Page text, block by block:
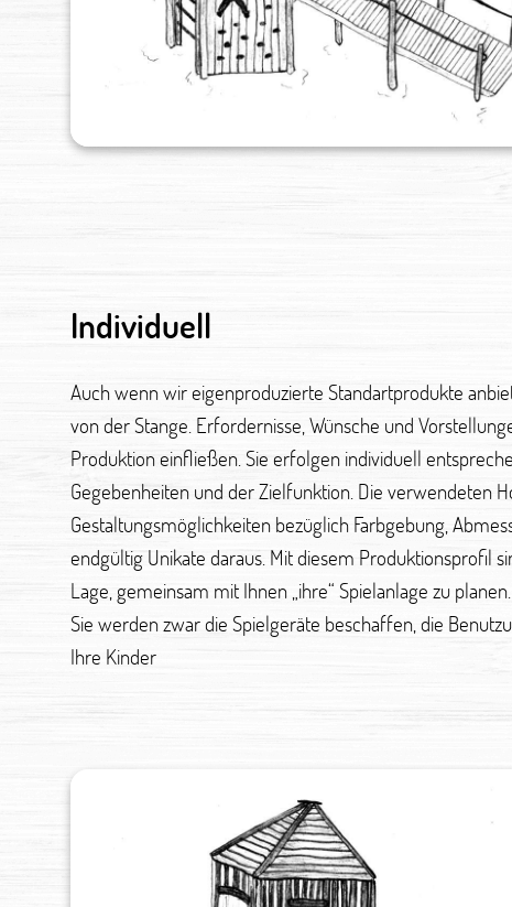
Individuell
Auch wenn wir eigenproduzierte Standartprodukte
von der Stange. Erfordernisse, Wünsche und
Produktion einfließen. Sie erfolgen individuell
Gegebenheiten und der Zielfunktion. Die verwendeten
Gestaltungsmöglichkeiten bezüglich Farbgebung,
endgültig Unikate daraus. Mit diesem Produktionsprofil
Lage, gemeinsam mit Ihnen „ihre“ Spielanlage zu
Sie werden zwar die Spielgeräte beschaffen, die
Ihre Kinder